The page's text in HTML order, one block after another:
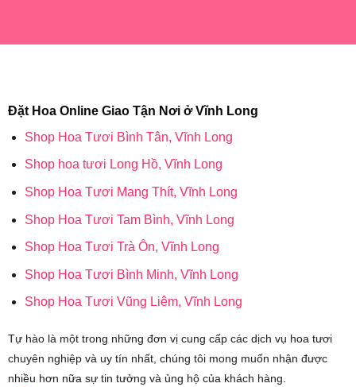
Đặt Hoa Online Giao Tận Nơi ở Vĩnh Long
Shop Hoa Tươi Bình Tân, Vĩnh Long
Shop hoa tươi Long Hồ, Vĩnh Long
Shop Hoa Tươi Mang Thít, Vĩnh Long
Shop Hoa Tươi Tam Bình, Vĩnh Long
Shop Hoa Tươi Trà Ôn, Vĩnh Long
Shop Hoa Tươi Bình Minh, Vĩnh Long
Shop Hoa Tươi Vũng Liêm, Vĩnh Long
Tự hào là một trong những đơn vị cung cấp các dịch vụ hoa tươi
chuyên nghiệp và uy tín nhất, chúng tôi mong muốn nhận được
nhiều hơn nữa sự tin tưởng và ủng hộ của khách hàng.